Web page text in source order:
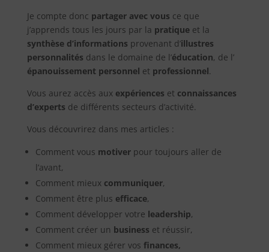
Je compte donc partager avec vous ce que
j’apprends tous les jours par la pratiqueet la
synthèse d’informations provenant d’illustres
personnalités dans le domaine de l’éducation, de l’
épanouissement personnel et professionnel.
Vous aurez accès aux expériences et connaissances
d’experts de différents secteurs d’activité.
Vous découvrirez dans mes articles :
Comment vous motiverpour toujours aller de
l’avant,
Comment mieux communiquer,
Comment être plus efficace,
Comment développer votre leadership,
Comment créer un business et réussir,
Comment mieux gérer vos finances,